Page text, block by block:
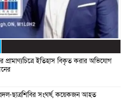
প্রামাণ্যচিত্রে ইতিহাস বিকৃত করার অভিযোগ
ছাত্রশিবির সংঘর্ষ, কয়েকজন আহত